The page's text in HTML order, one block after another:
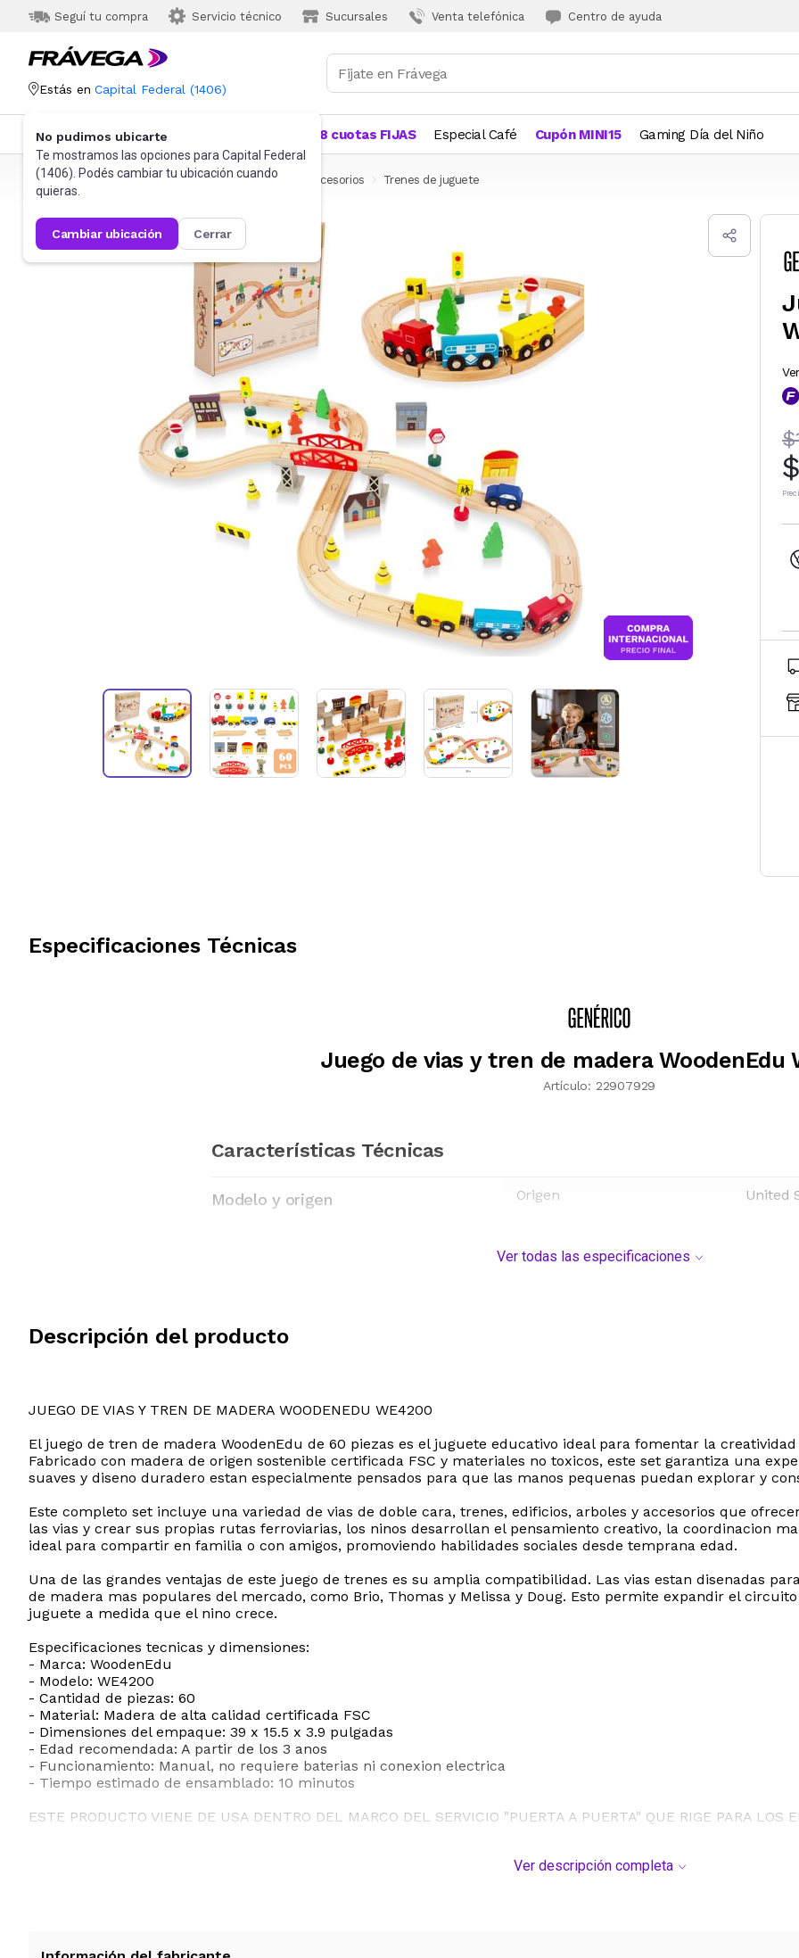
Seguí tu compra Servicio técnico Sucursales Venta telefónica Centro de ayuda
Estás en Capital Federal (1406)
No pudimos ubicarte
Te mostramos las opciones para Capital Federal
(1406). Podés cambiar tu ubicación cuando
quieras.
cambiar ubicación cerrar
Categorías Más Vendidos 18 cuotas FIJAS Especial Café Cupón MINI15 Gaming Día del Niño
Frávega Juguetes y Juegos Autos de juguete y accesorios Trenes de juguete
Especificaciones Técnicas
Juego de vias y tren de madera WoodenEdu
Artículo: 22907929
Características Técnicas
Modelo y origen Origen United
Ver todas las especificaciones
Descripción del producto
JUEGO DE VIAS Y TREN DE MADERA WOODENEDU WE4200
El juego de tren de madera WoodenEdu de 60 piezas es el juguete educativo ideal para fomentar la
Fabricado con madera de origen sostenible certificada FSC y materiales no toxicos, este set garantiza una
suaves y diseno duradero estan especialmente pensados para que las manos pequenas puedan explorar y
Este completo set incluye una variedad de vias de doble cara, trenes, edificios, arboles y accesorios que
las vias y crear sus propias rutas ferroviarias, los ninos desarrollan el pensamiento creativo, la coordinacion
ideal para compartir en familia o con amigos, promoviendo habilidades sociales desde temprana edad.
Una de las grandes ventajas de este juego de trenes es su amplia compatibilidad. Las vias estan disenadas
de madera mas populares del mercado, como Brio, Thomas y Melissa y Doug. Esto permite expandir el
juguete a medida que el nino crece.
Especificaciones tecnicas y dimensiones:
- Marca: WoodenEdu
- Modelo: WE4200
- Cantidad de piezas: 60
- Material: Madera de alta calidad certificada FSC
- Dimensiones del empaque: 39 x 15.5 x 3.9 pulgadas
- Edad recomendada: A partir de los 3 anos
- Funcionamiento: Manual, no requiere baterias ni conexion electrica
- Tiempo estimado de ensamblado: 10 minutos
ESTE PRODUCTO VIENE DE USA DENTRO DEL MARCO DEL SERVICIO "PUERTA A PUERTA" QUE RIGE PARA LOS
Ver descripción completa